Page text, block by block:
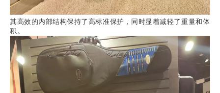
其高效的内部结构保持了高标准保护，同时显着减轻了重量和体
积。